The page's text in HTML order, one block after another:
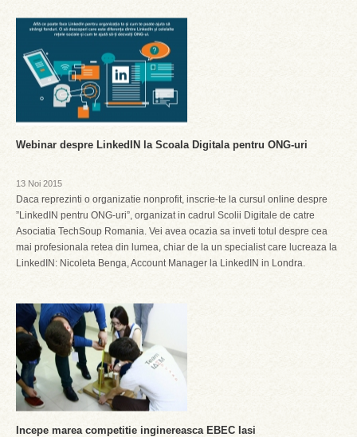
Webinar despre LinkedIN la Scoala Digitala pentru ONG-uri
13 Noi 2015
Daca reprezinti o organizatie nonprofit, inscrie-te la cursul online despre
”LinkedIN pentru ONG-uri”, organizat in cadrul Scolii Digitale de catre
Asociatia TechSoup Romania. Vei avea ocazia sa inveti totul despre cea
mai profesionala retea din lumea, chiar de la un specialist care lucreaza la
LinkedIN: Nicoleta Benga, Account Manager la LinkedIN in Londra.
Incepe marea competitie inginereasca EBEC Iasi